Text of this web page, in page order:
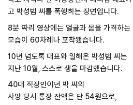
고 박성범 씨를 폭행하는 장면입니다.
8분 짜리 영상에는 얼굴과 몸을 가격하는
모습이 60차례나 포착됐습니다.
10년 넘도록 대표와 일해온 박성범 씨는
지난 10월, 스스로 생을 마감했습니다.
40대 직장인이던 박 씨의
사망 당시 통장 잔액은 단 54원으로,